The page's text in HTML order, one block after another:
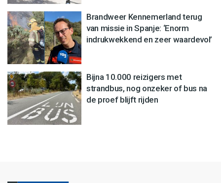
Brandweer Kennemerland terug
van missie in Spanje: ‘Enorm
indrukwekkend en zeer waardevol’
Bijna 10.000 reizigers met
strandbus, nog onzeker of bus na
de proef blijft rijden